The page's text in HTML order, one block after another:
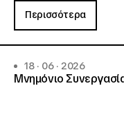
Περισσότερα
18 · 06 · 2026
Μνημόνιο